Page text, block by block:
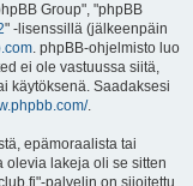
Group", "phpBB
" -lisenssillä (jälkeenpäin
. phpBB-ohjelmisto luo
ei ole vastuussa siitä,
käytöksenä. Saadaksesi
.
epämoraalista tai
olevia lakeja oli se sitten
palvelin on sijoitettu